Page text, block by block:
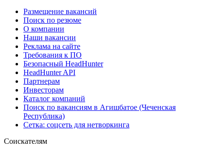
Размещение вакансий
Поиск по резюме
О компании
Наши вакансии
Реклама на сайте
Требования к ПО
Безопасный HeadHunter
HeadHunter API
Партнерам
Инвесторам
Каталог компаний
Поиск по вакансиям в Агишбатое (Чеченская
Республика)
Сетка: соцсеть для нетворкинга
Соискателям